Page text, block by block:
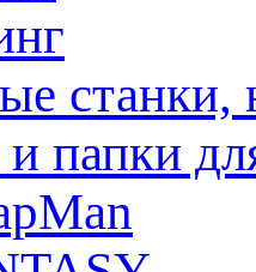
станки,
папки